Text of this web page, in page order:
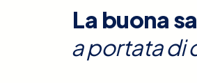
La buona
a portata di